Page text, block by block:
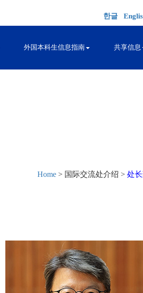
한글
外国本科生信息指南 共享信息
Home > 国际交流处介绍 > 处